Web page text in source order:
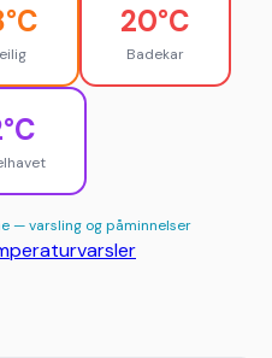
20°C
Badekar
— varsling og påminnelser